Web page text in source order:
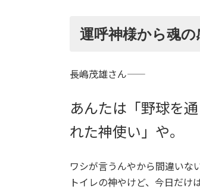
運呼神様から魂の
長嶋茂雄さん――
あんたは「野球を
れた神使い」や。
ワシが言うんやから間違いない
トイレの神やけど、今日だけ